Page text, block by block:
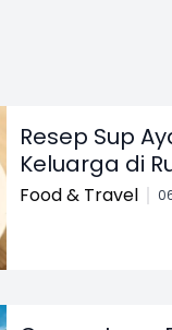
Resep Sup
Keluarga di
Food & Travel